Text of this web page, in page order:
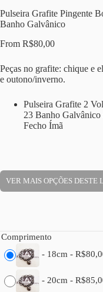
Pulseira Grafite Pingente
Banho Galvânico
From R$80,00
Peças no grafite: chique e
e outono/inverno.
Pulseira Grafite 2
23 Banho
Fecho Ímã
VER MAIS OPÇÕES DESTE
Comprimento
- 18cm - R$
- 20cm - R$